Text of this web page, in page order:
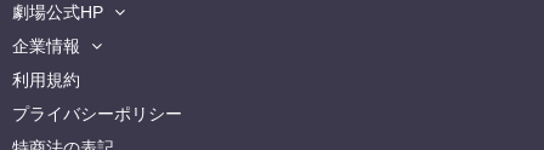
劇場公式HP
企業情報
利用規約
プライバシーポリシー